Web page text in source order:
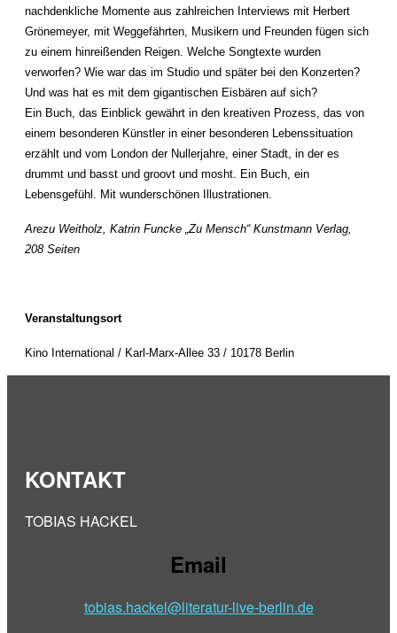
nachdenkliche Momente aus zahlreichen Interviews mit Herbert
Grönemeyer, mit Weggefährten, Musikern und Freunden fügen sich
zu einem hinreißenden Reigen. Welche Songtexte wurden
verworfen? Wie war das im Studio und später bei den Konzerten?
Und was hat es mit dem gigantischen Eisbären auf sich?
Ein Buch, das Einblick gewährt in den kreativen Prozess, das von
einem besonderen Künstler in einer besonderen Lebenssituation
erzählt und vom London der Nullerjahre, einer Stadt, in der es
drummt und basst und groovt und mosht. Ein Buch, ein
Lebensgefühl. Mit wunderschönen Illustrationen.
Arezu Weitholz, Katrin Funcke „Zu Mensch“ Kunstmann Verlag,
208 Seiten
Veranstaltungsort
Kino International / Karl-Marx-Allee 33 / 10178 Berlin
KONTAKT
TOBIAS HACKEL
Email
tobias.hackel@literatur-live-berlin.de